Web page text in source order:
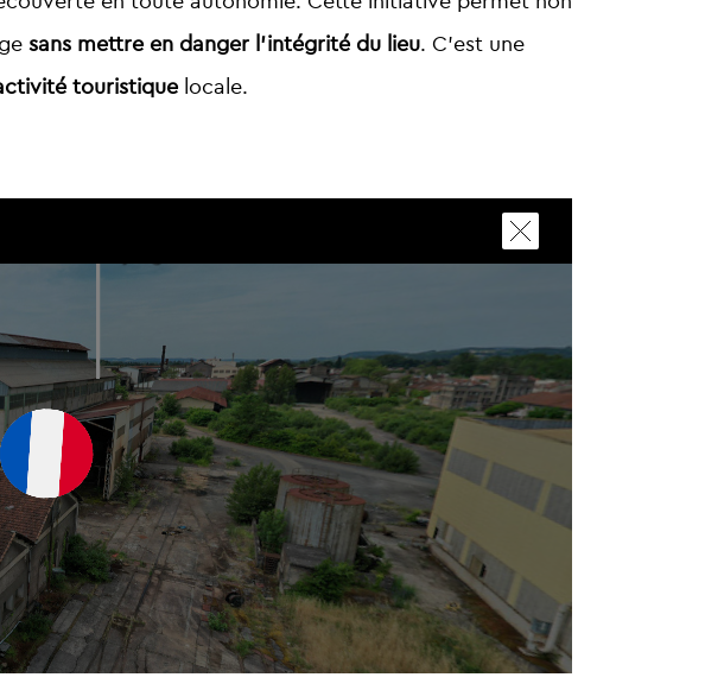
sans mettre en danger l’intégrité du lieu. C’est une
touristique locale.